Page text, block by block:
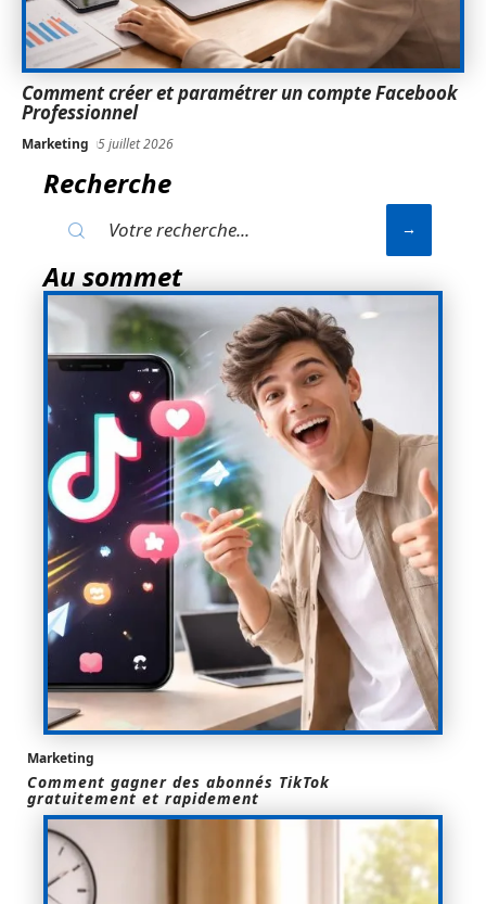
Comment créer et paramétrer un compte Facebook
Professionnel
Marketing 5 juillet 2026
Recherche
Au sommet
Marketing
Comment gagner des abonnés TikTok
gratuitement et rapidement